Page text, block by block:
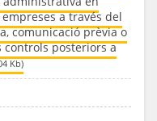
a través del
comunicació prèvia o
controls posteriors a
Kb)